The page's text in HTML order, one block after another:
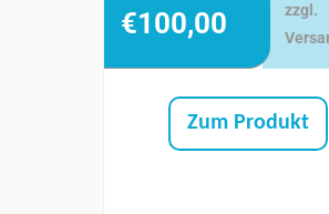
€100,00
zzgl.
Zum Produkt